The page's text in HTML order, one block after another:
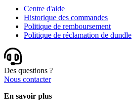
Centre d'aide
Historique des commandes
Politique de remboursement
Politique de réclamation de dundle
Des questions ?
Nous contacter
En savoir plus